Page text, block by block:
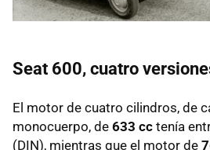
Seat 600, cuatro
El motor de cuatro cilindros, de
monocuerpo, de 633 cc tenía
(DIN), mientras que el motor de